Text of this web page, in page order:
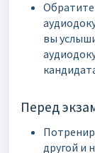
вы
Перед
другой и